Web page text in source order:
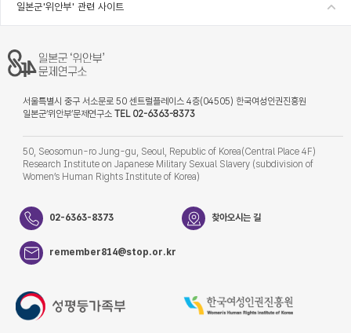
일본군'위안부' 관련 사이트
서울특별시 중구 서소문로 50 센트럴플레이스 4층(04505) 한국여성인권진흥원
일본군‘위안부’문제연구소 TEL 02-6363-8373
50, Seosomun-ro Jung-gu, Seoul, Republic of Korea(Central Place 4F)
Research Institute on Japanese Military Sexual Slavery (subdivision of
Women’s Human Rights Institute of Korea)
02-6363-8373 찾아오시는 길
remember814@stop.or.kr